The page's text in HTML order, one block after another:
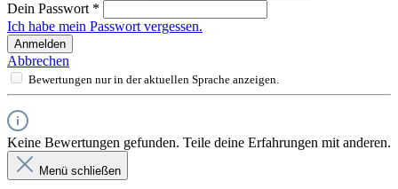
Dein Passwort *
Ich habe mein Passwort vergessen.
Anmelden
Abbrechen
Bewertungen nur in der aktuellen Sprache anzeigen.
Keine Bewertungen gefunden. Teile deine Erfahrungen mit anderen.
Menü schließen